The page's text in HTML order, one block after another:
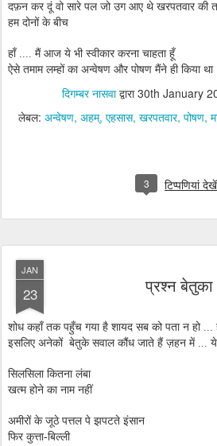
दफ़न कर दूं वो सारे पल जो उग आए थे खरपतवार की
हम दोनों के बीच
हाँ .... मैं आज ये भी स्वीकार करना चाहता हूँ
ऐसे तमाम लम्हों का अन्वेषण और पोषण मैंने ही किया था
दिगम्बर नासवाद्वारा30th January
लेबल: अन्वेषण अहम् एहसास खरपतवार पोषण
3 टिप्पणियां देखें
JAN
23 प्रश्न
शोध कहाँ तक पहुँच गया है शायद सब को पता न हो ...
इसलिए अनेकों बेतुके सवाल कौंध जाते हैं ज़हन में ... ये
सिलसिला कितना लंबा
खत्म होने का नाम नहीं
अमीरों के जूठे पत्तल पे झपटते इंसान
फिर कुत्ता-बिल्ली